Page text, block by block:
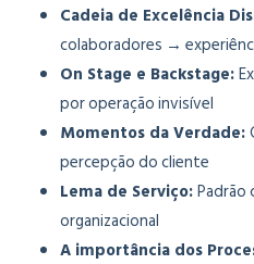
Cadeia de Excelência
colaboradores →
On Stage e Backstage:
por operação invisível
Momentos da Verdade:
percepção do cliente
Lema de Serviço:
organizacional
A importância dos